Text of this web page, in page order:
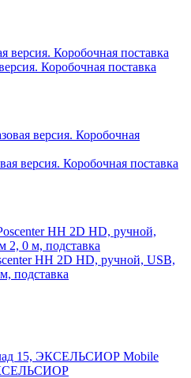
Коробочная поставка
версия. Коробочная поставка
HH 2D HD, ручной, USB,
подставка
Mobile